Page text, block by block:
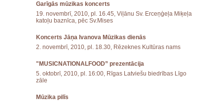
Garīgās mūzikas koncerts
19. novembrī, 2010, pl. 16.45, Viļānu Sv. Erceņģeļa Miķeļa
katoļu baznīca, pēc Sv.Mises
Koncerts Jāņa Ivanova Mūzikas dienās
2. novembrī, 2010, pl. 18.30, Rēzeknes Kultūras nams
"MUSICNATIONALFOOD” prezentācija
5. oktobrī, 2010, pl. 16:00, Rīgas Latviešu biedrības Līgo
zāle
Mūzika pilīs